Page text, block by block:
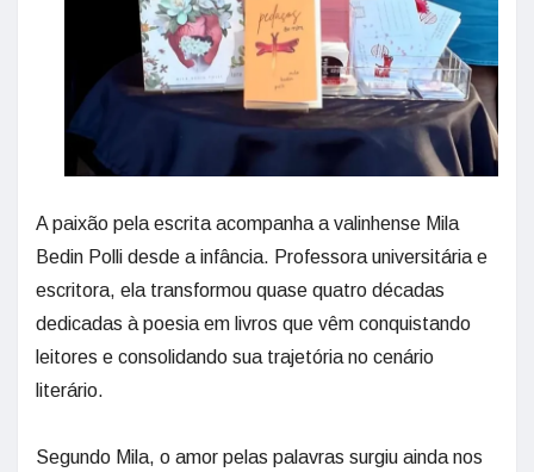
A paixão pela escrita acompanha a valinhense Mila
Bedin Polli desde a infância. Professora universitária e
escritora, ela transformou quase quatro décadas
dedicadas à poesia em livros que vêm conquistando
leitores e consolidando sua trajetória no cenário
literário.
Segundo Mila, o amor pelas palavras surgiu ainda nos